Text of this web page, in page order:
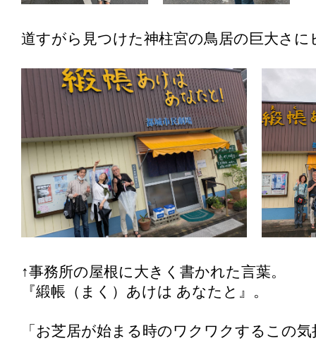
道すがら見つけた神柱宮の鳥居の巨大さに
↑事務所の屋根に大きく書かれた言葉。
『緞帳（まく）あけは あなたと』。
「お芝居が始まる時のワクワクするこの